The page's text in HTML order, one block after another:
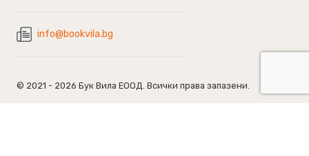
info@bookvila.bg
© 2021 - 2026 Бук Вила ЕООД. Всички права запазени.